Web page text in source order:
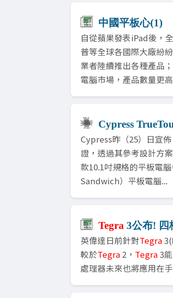
中國平板心(1)
自從蘋果發表iPad後，
普等全球各國際大廠紛
業者陸續推出各種產品
電腦市場，產品數量更
Cypress
Cypress昨（25）日宣
證，透過其參考設計方
款10.1吋規格的平板電
Sandwich）平板電腦...
Tegra 3公布! 四
英偉達日前針對Tegra
較於Tegra 2， Tegra 3
處理器未來也將應用在